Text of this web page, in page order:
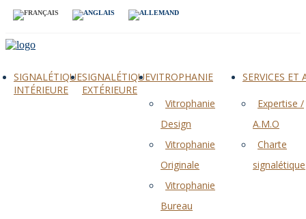
SIGNALÉTIQUE
INTÉRIEURE
SIGNALÉTIQUE
EXTÉRIEURE
VITROPHANIE
Vitrophanie
Design
Vitrophanie
Originale
Vitrophanie
Bureau
SERVICES ET
Expertise /
A.M.O
Charte
signalétique